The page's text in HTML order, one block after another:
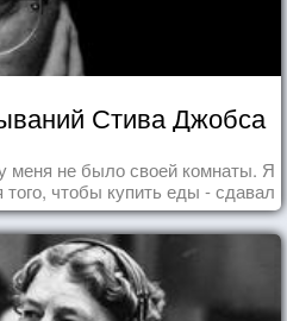
Стива Джобса
меня не было своей комнаты. Я
чтобы купить еды - сдавал
под кока-колы"